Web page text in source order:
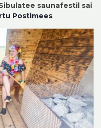
Sibulatee saunafestil sai
Postimees